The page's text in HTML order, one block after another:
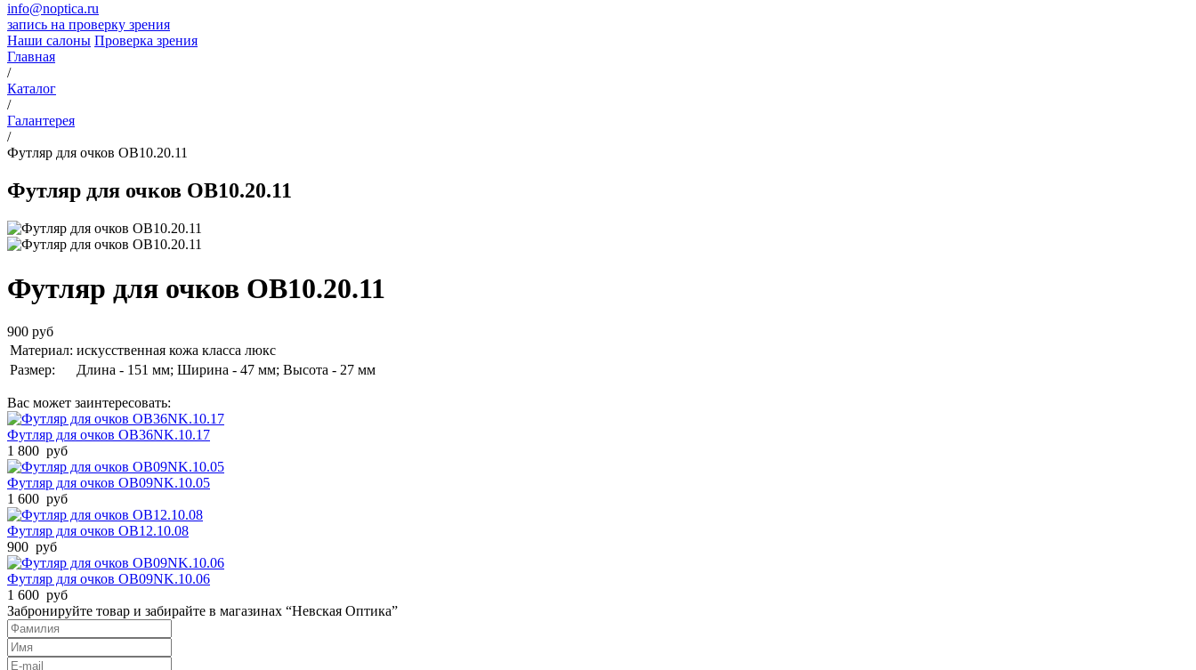
info@noptica.ru
запись на проверку зрения
Наши салоны Проверка зрения
Главная
/
Каталог
/
Галантерея
/
Футляр для очков OB10.20.11
Футляр для очков OB10.20.11
Футляр для очков OB10.20.11
900 руб
Материал: искусственная кожа класса люкс
Размер:
Длина - 151 мм; Ширина - 47 мм; Высота - 27 мм
Вас может заинтересовать:
Футляр для очков OB36NK.10.17
1 800 руб
Футляр для очков OB09NK.10.05
1 600 руб
Футляр для очков OB12.10.08
900 руб
Футляр для очков OB09NK.10.06
1 600 руб
Забронируйте товар и забирайте в магазинах “Невская Оптика”